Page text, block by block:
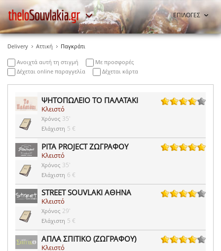
ΕΠΙΛΟΓΕΣ
Delivery Αττική Παγκράτι
Ανοιχτά αυτή τη στιγμή
Με προσφορές
Δέχεται online παραγγελία
Δέχεται κάρτα
ΨΗΤΟΠΩΛΕΙΟ ΤΟ ΠΑΛΑΤΑΚΙ
Κλειστό
Χρόνος 35'
Ελάχιστη 5 €
PITA PROJECT ΖΩΓΡΑΦΟΥ
Κλειστό
Χρόνος 35'
Ελάχιστη 6 €
STREET SOUVLAKI ΑΘΗΝΑ
Κλειστό
Χρόνος 29'
Ελάχιστη 5 €
ΑΠΛΑ ΣΠΙΤΙΚΟ (ΖΩΓΡΑΦΟΥ)
Κλειστό